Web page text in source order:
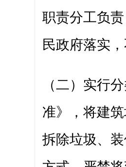
职责分工负
民政府落实
（二）实行
准》，将建
拆除垃圾、